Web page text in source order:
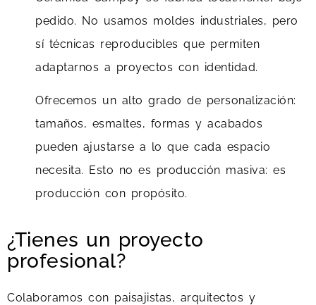
pedido. No usamos moldes industriales, pero
sí técnicas reproducibles que permiten
adaptarnos a proyectos con identidad.
Ofrecemos un alto grado de personalización:
tamaños, esmaltes, formas y acabados
pueden ajustarse a lo que cada espacio
necesita. Esto no es producción masiva: es
producción con propósito.
¿Tienes un proyecto
profesional?
Colaboramos con paisajistas, arquitectos y